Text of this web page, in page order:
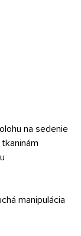
na sedenie
manipulácia